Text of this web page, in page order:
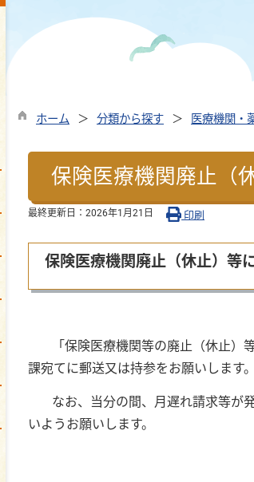
ホーム 分類から探す 医療機関・
保険医療機関廃止（
最終更新日： 2026年1月21日 印刷
保険医療機関廃止（休止）等
「保険医療機関等の廃止（休止）
課宛てに郵送又は持参をお願いします。
なお、当分の間、月遅れ請求等が
いようお願いします。